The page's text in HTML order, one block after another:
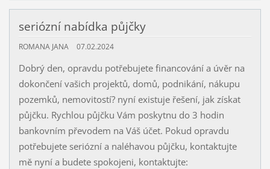
seriózní nabídka půjčky
ROMANA JANA 07.02.2024
Dobrý den, opravdu potřebujete financování a úvěr na
dokončení vašich projektů, domů, podnikání, nákupu
pozemků, nemovitostí? nyní existuje řešení, jak získat
půjčku. Rychlou půjčku Vám poskytnu do 3 hodin
bankovním převodem na Váš účet. Pokud opravdu
potřebujete seriózní a naléhavou půjčku, kontaktujte
mě nyní a budete spokojeni, kontaktujte: